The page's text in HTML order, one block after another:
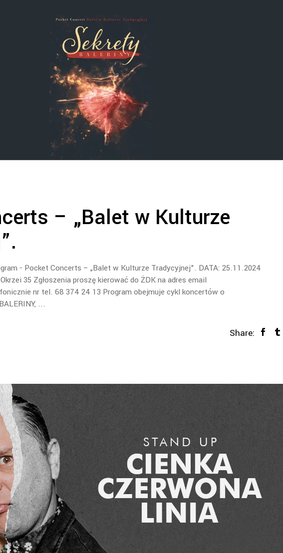
– „Balet w Kulturze
- Pocket Concerts – „Balet w Kulturze Tradycyjnej". DATA: 25.11.2024
35 Zgłoszenia proszę kierować do ŻDK na adres email
nr tel. 68 374 24 13 Program obejmuje cykl koncertów o
Share: